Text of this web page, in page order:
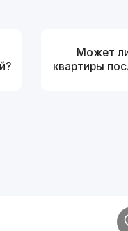
Может
квартиры